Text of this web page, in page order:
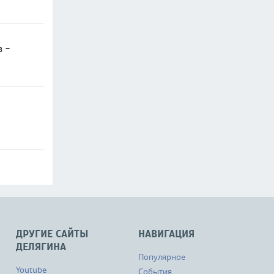
-
НАВИГАЦИЯ
Популярное
События
ДРУГИЕ САЙТЫ
ДЕЛЯГИНА
Youtube